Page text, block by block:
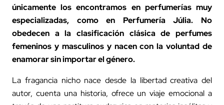
únicamente los encontramos en perfumerías muy
especializadas, como en Perfumería Júlia. No
obedecen a la clasificación clásica de perfumes
femeninos y masculinos y nacen con la voluntad de
enamorar sin importar el género.
La fragancia nicho nace desde la libertad creativa del
autor, cuenta una historia, ofrece un viaje emocional a